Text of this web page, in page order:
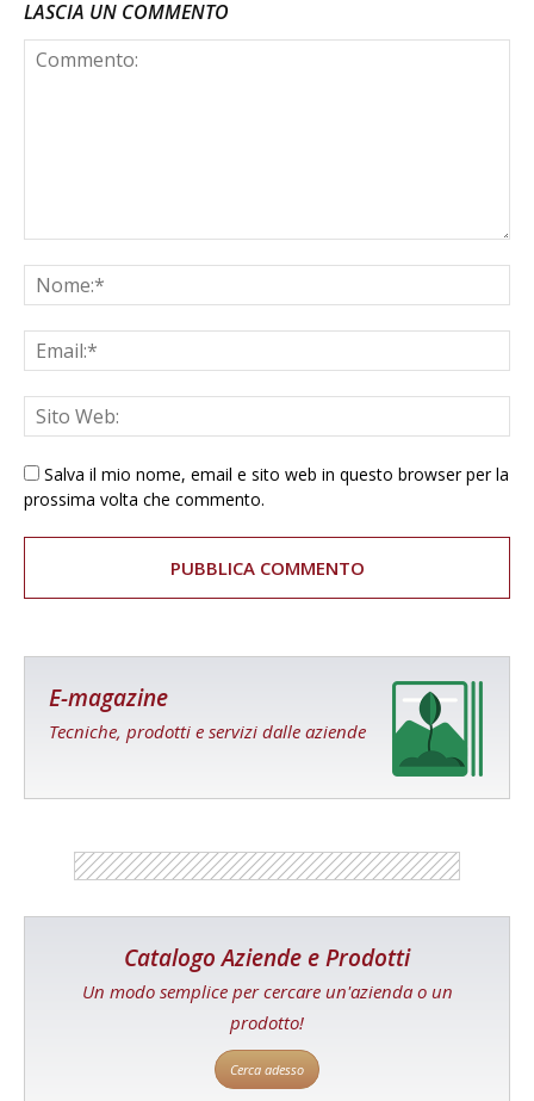
LASCIA UN COMMENTO
Salva il mio nome, email e sito web in questo browser per la
prossima volta che commento.
E-magazine
Tecniche, prodotti e servizi dalle aziende
Catalogo Aziende e Prodotti
Un modo semplice per cercare un'azienda o un
prodotto!
Cerca adesso